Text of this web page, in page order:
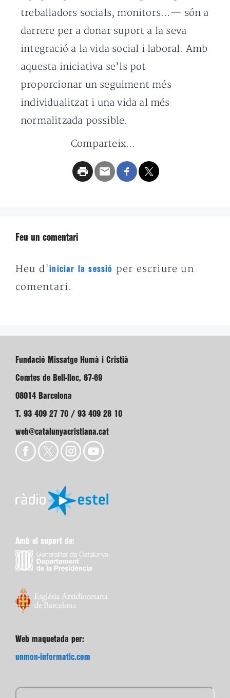
treballadors socials, monitors…— són a
darrere per a donar suport a la seva
integració a la vida social i laboral. Amb
aquesta iniciativa se’ls pot
proporcionar un seguiment més
individualitzat i una vida al més
normalitzada possible.
Comparteix...
Feu un comentari
Heu d'iniciar la sessió
per escriure un
comentari.
Fundació Missatge Humà i Cristià
Comtes de Bell-lloc, 67-69
08014 Barcelona
T. 93 409 27 70 / 93 409 28 10
web@catalunyacristiana.cat
Amb el suport de:
Web maquetada per:
unmon-informatic.com